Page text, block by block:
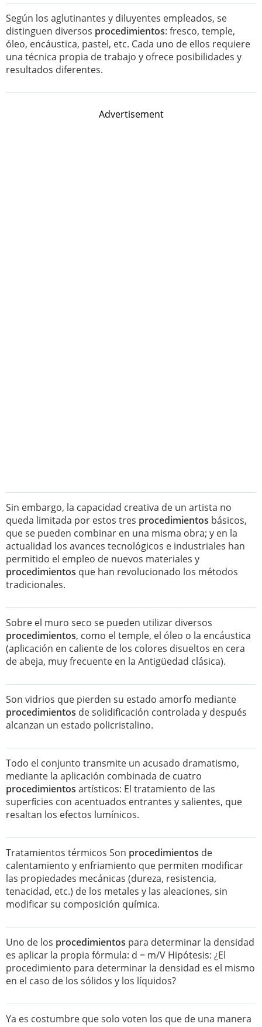
Según los aglutinantes y diluyentes empleados, se
distinguen diversos procedimientos: fresco, temple,
óleo, encáustica, pastel, etc. Cada uno de ellos requiere
una técnica propia de trabajo y ofrece posibilidades y
resultados diferentes.
Advertisement
Sin embargo, la capacidad creativa de un artista no
queda limitada por estos tres procedimientos básicos,
que se pueden combinar en una misma obra; y en la
actualidad los avances tecnológicos e industriales han
permitido el empleo de nuevos materiales y
procedimientos que han revolucionado los métodos
tradicionales.
Sobre el muro seco se pueden utilizar diversos
procedimientos, como el temple, el óleo o la encáustica
(aplicación en caliente de los colores disueltos en cera
de abeja, muy frecuente en la Antigüedad clásica).
Son vidrios que pierden su estado amorfo mediante
procedimientos de solidificación controlada y después
alcanzan un estado policristalino.
Todo el conjunto transmite un acusado dramatismo,
mediante la aplicación combinada de cuatro
procedimientos artísticos: El tratamiento de las
superﬁcies con acentuados entrantes y salientes, que
resaltan los efectos lumínicos.
Tratamientos térmicos Son procedimientos de
calentamiento y enfriamiento que permiten modificar
las propiedades mecánicas (dureza, resistencia,
tenacidad, etc.) de los metales y las aleaciones, sin
modificar su composición química.
Uno de los procedimientos para determinar la densidad
es aplicar la propia fórmula: d = m/V Hipótesis: ¿El
procedimiento para determinar la densidad es el mismo
en el caso de los sólidos y los líquidos?
Ya es costumbre que solo voten los que de una manera